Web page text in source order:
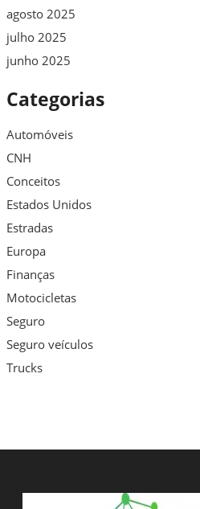
agosto 2025
julho 2025
junho 2025
Categorias
Automóveis
CNH
Conceitos
Estados Unidos
Estradas
Europa
Finanças
Motocicletas
Seguro
Seguro veículos
Trucks